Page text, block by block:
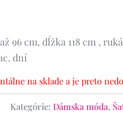
96 cm, dĺžka 118 cm ,
dní
na sklade a je preto
Kategórie: Dámska móda,